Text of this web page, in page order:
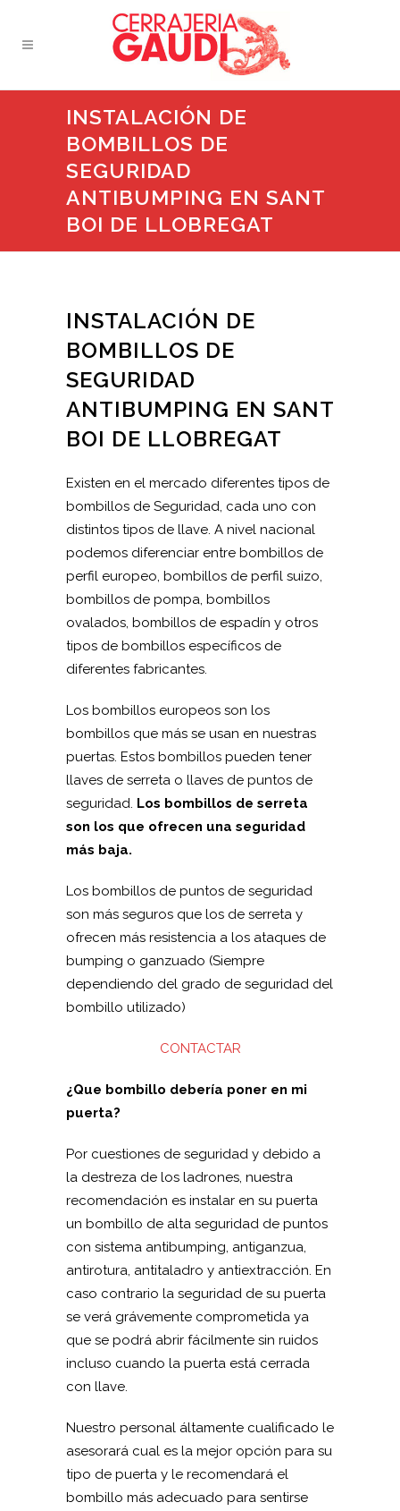
INSTALACIÓN DE
BOMBILLOS DE
SEGURIDAD
ANTIBUMPING EN SANT
BOI DE LLOBREGAT
INSTALACIÓN DE
BOMBILLOS DE
SEGURIDAD
ANTIBUMPING EN SANT
BOI DE LLOBREGAT
Existen en el mercado diferentes tipos de
bombillos de Seguridad, cada uno con
distintos tipos de llave. A nivel nacional
podemos diferenciar entre bombillos de
perfil europeo, bombillos de perfil suizo,
bombillos de pompa, bombillos
ovalados, bombillos de espadín y otros
tipos de bombillos específicos de
diferentes fabricantes.
Los bombillos europeos son los
bombillos que más se usan en nuestras
puertas. Estos bombillos pueden tener
llaves de serreta o llaves de puntos de
seguridad. Los bombillos de serreta
son los que ofrecen una seguridad
más baja.
Los bombillos de puntos de seguridad
son más seguros que los de serreta y
ofrecen más resistencia a los ataques de
bumping o ganzuado (Siempre
dependiendo del grado de seguridad del
bombillo utilizado)
CONTACTAR
¿Que bombillo debería poner en mi
puerta?
Por cuestiones de seguridad y debido a
la destreza de los ladrones, nuestra
recomendación es instalar en su puerta
un bombillo de alta seguridad de puntos
con sistema antibumping, antiganzua,
antirotura, antitaladro y antiextracción. En
caso contrario la seguridad de su puerta
se verá grávemente comprometida ya
que se podrá abrir fácilmente sin ruidos
incluso cuando la puerta está cerrada
con llave.
Nuestro personal áltamente cualificado le
asesorará cual es la mejor opción para su
tipo de puerta y le recomendará el
bombillo más adecuado para sentirse